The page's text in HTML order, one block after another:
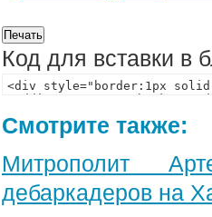
Код для вставки в
Смотрите также:
Митрополит
дебаркадеров на